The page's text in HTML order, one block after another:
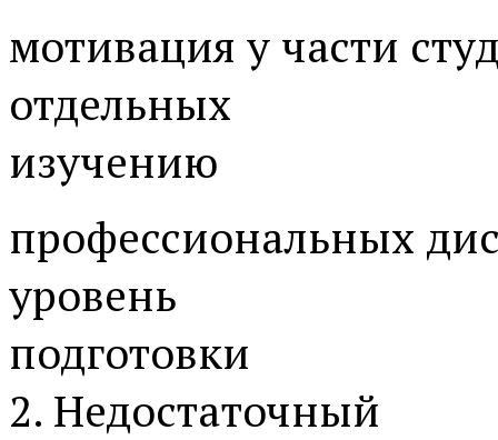
мотивация у части
отдельных
изучению
профессиональных
уровень
подготовки
2. Недостаточный